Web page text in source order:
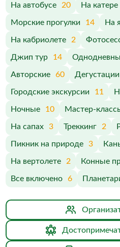
На автобусе 20 На катере
Морские прогулки 14 На
На кабриолете 2
Джип тур 14
Авторские 60 Дегустации
Городские экскурсии 11
Ночные 10 Мастер-
На сапах 3 Треккинг 2
Пикник на природе 3
На вертолете 2 Конные
Все включено 6